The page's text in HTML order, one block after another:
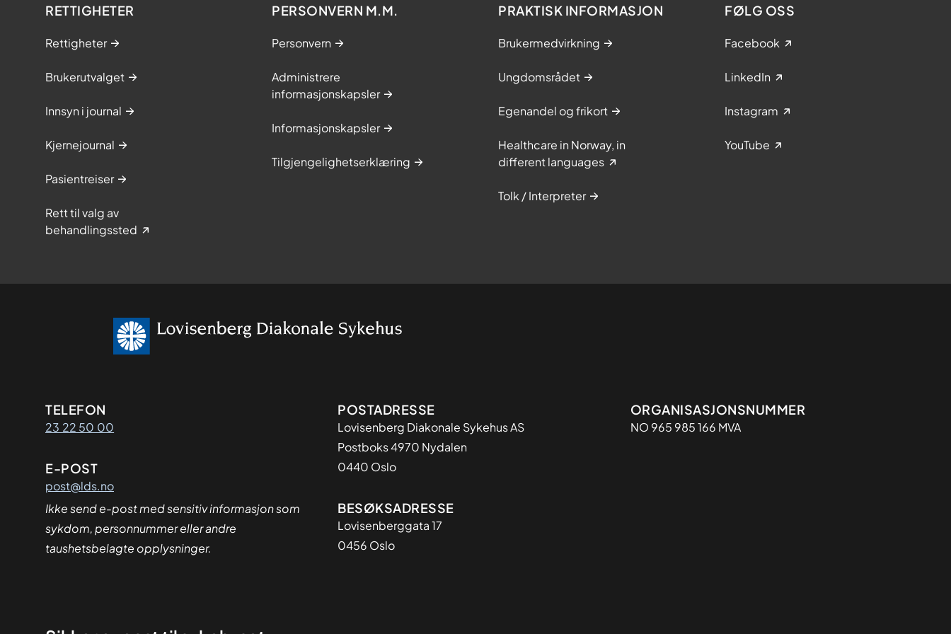
RETTIGHETER
Rettigheter
Brukerutvalget
Innsyn i journal
Kjernejournal
Pasientreiser
Rett til valg av
behandlingssted
PERSONVERN M.M.
Personvern
Administrere
informasjonskapsler
Informasjonskapsler
Tilgjengelighetserklæring
PRAKTISK INFORMASJON
Brukermedvirkning
Ungdomsrådet
Egenandel og frikort
Healthcare in Norway, in
different languages
Tolk / Interpreter
FØLG OSS
Facebook
LinkedIn
Instagram
YouTube
Kontaktinformasjon
TELEFON
23 22 50 00
E-POST
post@lds.no
Ikke send e-post med sensitiv informasjon som
sykdom, personnummer eller andre
taushetsbelagte opplysninger.
Adresse
POSTADRESSE
Lovisenberg Diakonale Sykehus AS
Postboks 4970 Nydalen
0440 Oslo
BESØKSADRESSE
Lovisenberggata 17
0456 Oslo
Organisasjon
ORGANISASJONSNUMMER
NO 965 985 166 MVA